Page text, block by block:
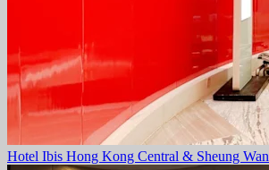
Hotel Ibis Hong Kong Central & Sheung Wan